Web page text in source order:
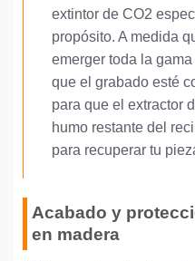
extintor de CO2
propósito. A medida
emerger toda la
que el grabado esté
para que el extractor
humo restante del
para recuperar tu
Acabado y
en madera